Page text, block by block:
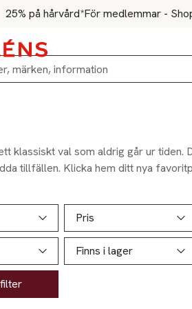
25% på hårvård*För medlemmar -
klassiskt val som aldrig går ur
tillfällen. Klicka hem ditt nya
Pris
Finns i lager